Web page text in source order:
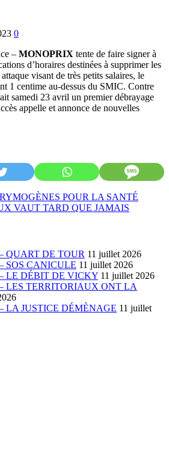
0
– MONOPRIX tente de faire signer à
d’horaires destinées à supprimer les
visant de très petits salaires, le
1 centime au-dessus du SMIC. Contre
samedi 23 avril un premier débrayage
appelle et annonce de nouvelles
POUR LA SANTÉ
VAUT TARD QUE JAMAIS
QUART DE TOUR 11 juillet 2026
SOS CANICULE 11 juillet 2026
– LE DÉBIT DE VICKY 11 juillet 2026
– LES TERRITORIAUX ONT LA
LA JUSTICE DÉMÈNAGE 11 juillet